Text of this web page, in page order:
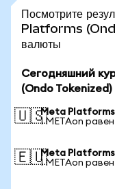
Посмотрите
Platforms
валюты
Сегодняшний
(Ondo Tokenized)
🇺🇸Meta
1 METAon
🇪🇺Meta
1 METAon